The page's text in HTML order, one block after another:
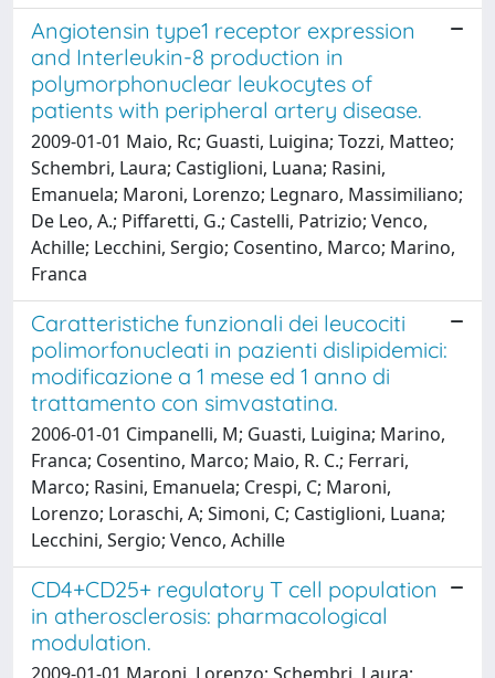
Angiotensin type1 receptor expression
and Interleukin-8 production in
polymorphonuclear leukocytes of
patients with peripheral artery disease.
2009-01-01 Maio, Rc; Guasti, Luigina; Tozzi, Matteo;
Schembri, Laura; Castiglioni, Luana; Rasini,
Emanuela; Maroni, Lorenzo; Legnaro, Massimiliano;
De Leo, A.; Piffaretti, G.; Castelli, Patrizio; Venco,
Achille; Lecchini, Sergio; Cosentino, Marco; Marino,
Franca
Caratteristiche funzionali dei leucociti
polimorfonucleati in pazienti dislipidemici:
modificazione a 1 mese ed 1 anno di
trattamento con simvastatina.
2006-01-01 Cimpanelli, M; Guasti, Luigina; Marino,
Franca; Cosentino, Marco; Maio, R. C.; Ferrari,
Marco; Rasini, Emanuela; Crespi, C; Maroni,
Lorenzo; Loraschi, A; Simoni, C; Castiglioni, Luana;
Lecchini, Sergio; Venco, Achille
CD4+CD25+ regulatory T cell population
in atherosclerosis: pharmacological
modulation.